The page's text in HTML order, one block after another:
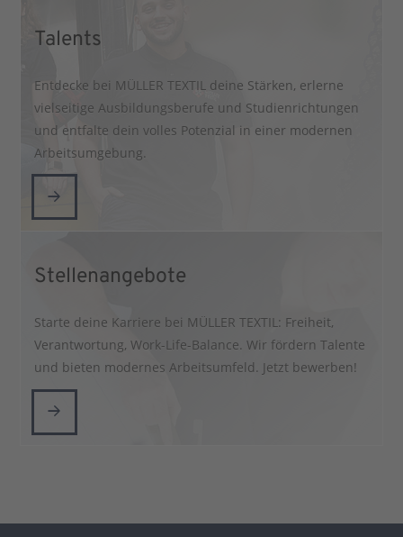
Talents
Entdecke bei MÜLLER TEXTIL deine Stärken, erlerne
vielseitige Ausbildungsberufe und Studienrichtungen
und entfalte dein volles Potenzial in einer modernen
Arbeitsumgebung.
Stellenangebote
Starte deine Karriere bei MÜLLER TEXTIL: Freiheit,
Verantwortung, Work-Life-Balance. Wir fördern Talente
und bieten modernes Arbeitsumfeld. Jetzt bewerben!